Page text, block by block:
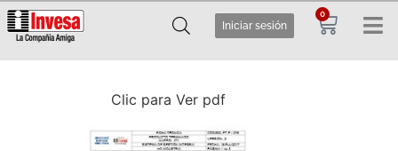
Iniciar sesión
0
Clic para Ver pdf